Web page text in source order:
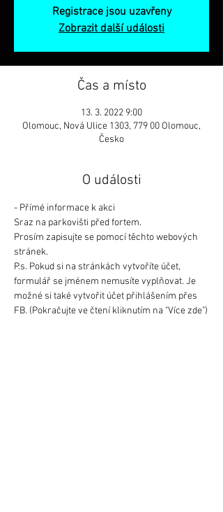
Registrace jsou uzavřeny
Zobrazit další události
Čas a místo
13. 3. 2022 9:00
Olomouc, Nová Ulice 1303, 779 00 Olomouc,
Česko
O události
- Přímé informace k akci
Sraz na parkovišti před fortem.
Prosím zapisujte se pomocí těchto webových
stránek.
P.s. Pokud si na stránkách vytvoříte účet,
formulář se jménem nemusíte vyplňovat. Je
možné si také vytvořit účet přihlášením přes
FB. (Pokračujte ve čtení kliknutím na "Více zde")